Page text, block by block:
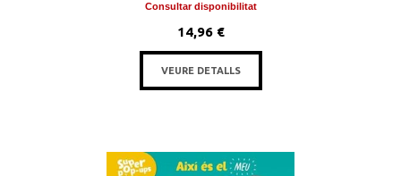
Consultar disponibilitat
14,96 €
VEURE DETALLS